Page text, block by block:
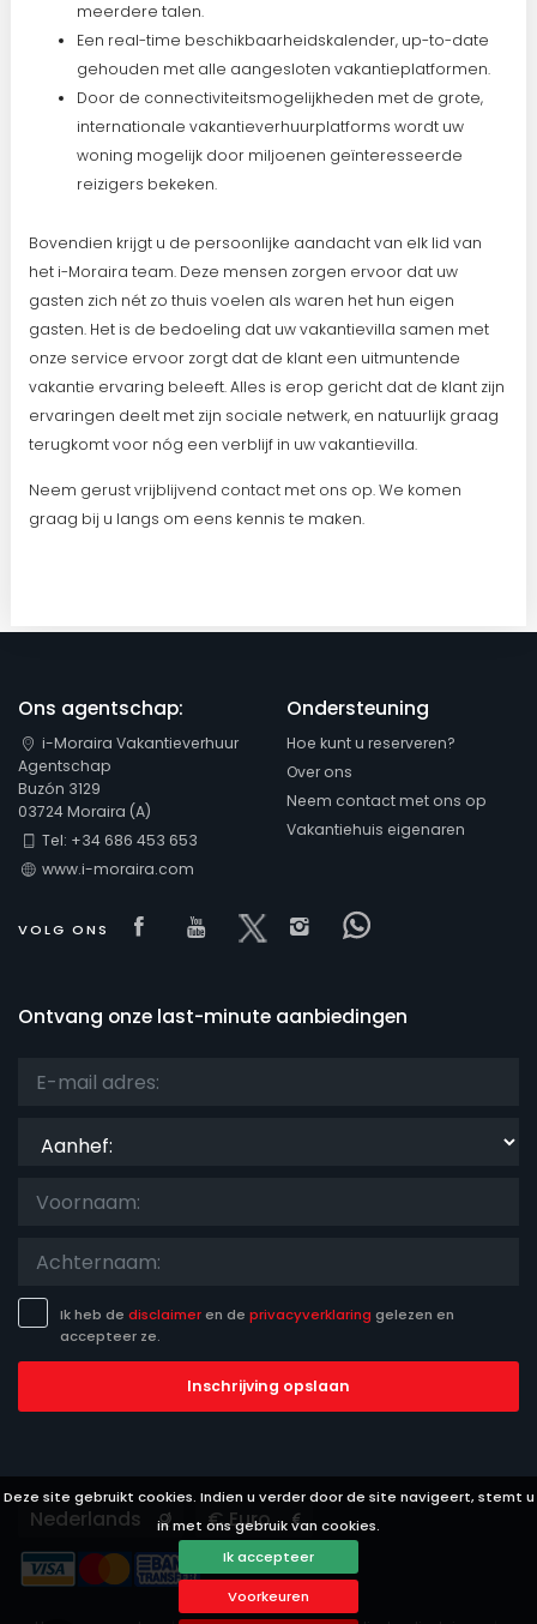
Deze site gebruikt cookies. Indien u verder door de site navigeert, stemt u
in met ons gebruik van cookies.
Ik accepteer
Voorkeuren
meerdere talen.
Een real-time beschikbaarheidskalender, up-to-date
gehouden met alle aangesloten vakantieplatformen.
Door de connectiviteitsmogelijkheden met de grote,
internationale vakantieverhuurplatforms wordt uw
woning mogelijk door miljoenen geïnteresseerde
reizigers bekeken.
Bovendien krijgt u de persoonlijke aandacht van elk lid van
het i-Moraira team. Deze mensen zorgen ervoor dat uw
gasten zich nét zo thuis voelen als waren het hun eigen
gasten. Het is de bedoeling dat uw vakantievilla samen met
onze service ervoor zorgt dat de klant een uitmuntende
vakantie ervaring beleeft. Alles is erop gericht dat de klant zijn
ervaringen deelt met zijn sociale netwerk, en natuurlijk graag
terugkomt voor nóg een verblijf in uw vakantievilla.
Neem gerust vrijblijvend contact met ons op. We komen
graag bij u langs om eens kennis te maken.
Ons agentschap:
i-Moraira Vakantieverhuur
Agentschap
Buzón 3129
03724 Moraira (A)
Tel: +34 686 453 653
www.i-moraira.com
VOLG ONS Visit our Facebook page
Visit our youtube page
Visit our x page
Visit our isntagram
Visit our
Ondersteuning
Hoe kunt u reserveren?
Over ons
Neem contact met ons op
Vakantiehuis eigenaren
Ontvang onze last-minute aanbiedingen
Ik heb de disclaimeren de privacyverklaring gelezen en
accepteer ze.
Inschrijving opslaan
Languages Currencies